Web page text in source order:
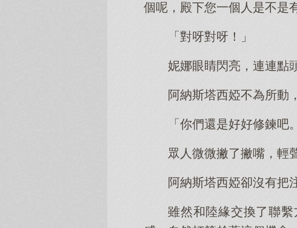
個呢，殿下您一個人是不是
「對呀對呀！」
妮娜眼睛閃亮，連連點
阿納斯塔西婭不為所動
「你們還是好好修鍊吧
眾人微微撇了撇嘴，輕
阿納斯塔西婭卻沒有把
雖然和陸緣交換了聯